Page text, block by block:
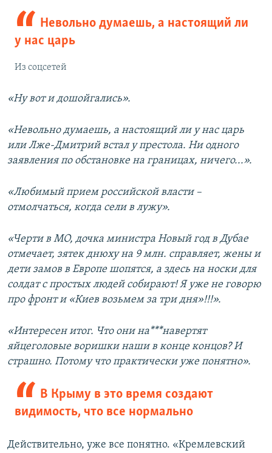
Невольно думаешь, а настоящий ли
у нас царь
Из соцсетей
«Ну вот и дошойгались».
«Невольно думаешь, а настоящий ли у нас царь
или Лже-Дмитрий встал у престола. Ни одного
заявления по обстановке на границах, ничего...».
«Любимый прием российской власти –
отмолчаться, когда сели в лужу».
«Черти в МО, дочка министра Новый год в Дубае
отмечает, зятек днюху на 9 млн. справляет, жены и
дети замов в Европе шопятся, а здесь на носки для
солдат с простых людей собирают! Я уже не говорю
про фронт и «Киев возьмем за три дня»!!!».
«Интересен итог. Что они на***навертят
яйцеголовые воришки наши в конце концов? И
страшно. Потому что практически уже понятно».
В Крыму в это время создают
видимость, что все нормально
Действительно, уже все понятно. «Кремлевский